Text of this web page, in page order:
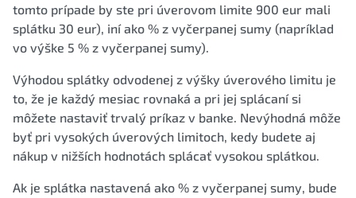
tomto prípade by ste pri úverovom limite 900 eur mali
splátku 30 eur), iní ako % z vyčerpanej sumy (napríklad
vo výške 5 % z vyčerpanej sumy).
Výhodou splátky odvodenej z výšky úverového limitu je
to, že je každý mesiac rovnaká a pri jej splácaní si
môžete nastaviť trvalý príkaz v banke. Nevýhodná môže
byť pri vysokých úverových limitoch, kedy budete aj
nákup v nižších hodnotách splácať vysokou splátkou.
Ak je splátka nastavená ako % z vyčerpanej sumy, bude